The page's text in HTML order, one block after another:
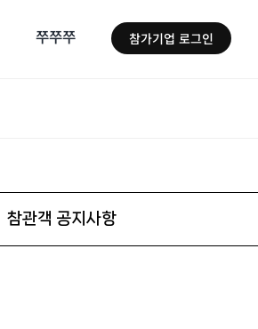
쭈쭈쭈 참가기업 로그인
참관객 공지사항